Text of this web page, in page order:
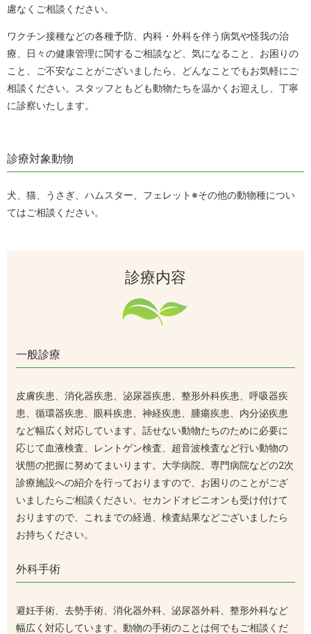
慮なくご相談ください。
ワクチン接種などの各種予防、内科・外科を伴う病気や怪我の治
療、日々の健康管理に関するご相談など、気になること、お困りの
こと、ご不安なことがございましたら、どんなことでもお気軽にご
相談ください。 スタッフともども動物たちを温かくお迎えし、丁寧
に診察いたします。
診療対象動物
犬、猫、うさぎ、ハムスター、フェレット※その他の動物種につい
てはご相談ください。
診療内容
一般診療
皮膚疾患、消化器疾患、泌尿器疾患、整形外科疾患、呼吸器疾
患、循環器疾患、眼科疾患、神経疾患、腫瘍疾患、内分泌疾患
など幅広く対応しています。 話せない動物たちのために必要に
応じて血液検査、レントゲン検査、超音波検査など行い動物の
状態の把握に努めてまいります。 大学病院、専門病院などの2次
診療施設への紹介を行っておりますので、お困りのことがござ
いましたらご相談ください。 セカンドオピニオンも受け付けて
おりますので、これまでの経過、検査結果などございましたら
お持ちください。
外科手術
避妊手術、去勢手術、消化器外科、泌尿器外科、整形外科など
幅広く対応しています。 動物の手術のことは何でもご相談くだ